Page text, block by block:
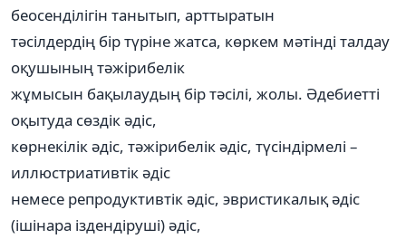
беосенділігін танытып, арттыратын
тәсілдердің бір түріне жатса, көркем мәтінді талдау
оқушының тәжірибелік
жұмысын бақылаудың бір тәсілі, жолы. Әдебиетті
оқытуда сөздік әдіс,
көрнекілік әдіс, тәжірибелік әдіс, түсіндірмелі –
иллюстриативтік әдіс
немесе репродуктивтік әдіс, эвристикалық әдіс
(ішінара іздендіруші) әдіс,